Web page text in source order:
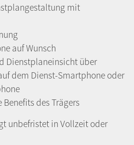
mit
auf Wunsch
Dienstplaneinsicht über
dem Dienst-Smartphone oder
des Trägers
unbefristet in Vollzeit oder